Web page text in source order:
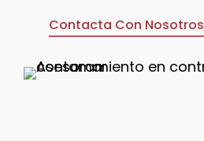
Contacta Con Nosotros